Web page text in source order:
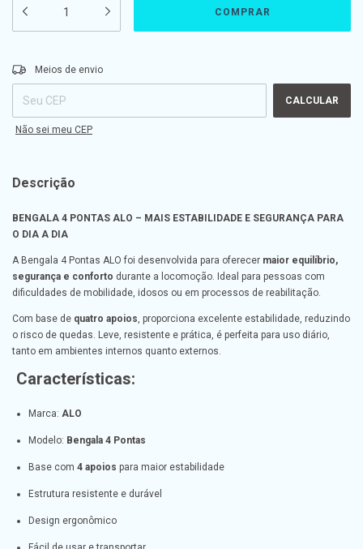
Entregas para o CEP:
Meios de envio
CALCULAR
Não sei meu CEP
Descrição
BENGALA 4 PONTAS ALO – MAIS ESTABILIDADE E SEGURANÇA PARA
O DIA A DIA
A Bengala 4 Pontas ALO foi desenvolvida para oferecer maior equilíbrio,
segurança e conforto durante a locomoção. Ideal para pessoas com
dificuldades de mobilidade, idosos ou em processos de reabilitação.
Com base de quatro apoios, proporciona excelente estabilidade, reduzindo
o risco de quedas. Leve, resistente e prática, é perfeita para uso diário,
tanto em ambientes internos quanto externos.
Características:
Marca: ALO
Modelo: Bengala 4 Pontas
Base com 4 apoios para maior estabilidade
Estrutura resistente e durável
Design ergonômico